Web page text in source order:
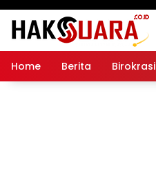
Home Berita Birokrasi